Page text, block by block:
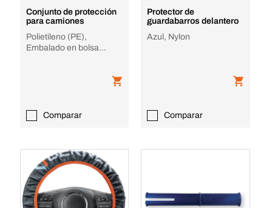
Conjunto de protección
para camiones
Polietileno (PE),
Embalado en bolsa
Comparar
Protector de
guardabarros delantero
Azul, Nylon
Comparar